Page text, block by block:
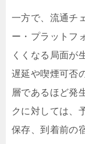
一方で、流通チ
ー・プラットフ
くくなる局面が
遅延や喫煙可否
層であるほど発
クに対しては、
保存、到着前の